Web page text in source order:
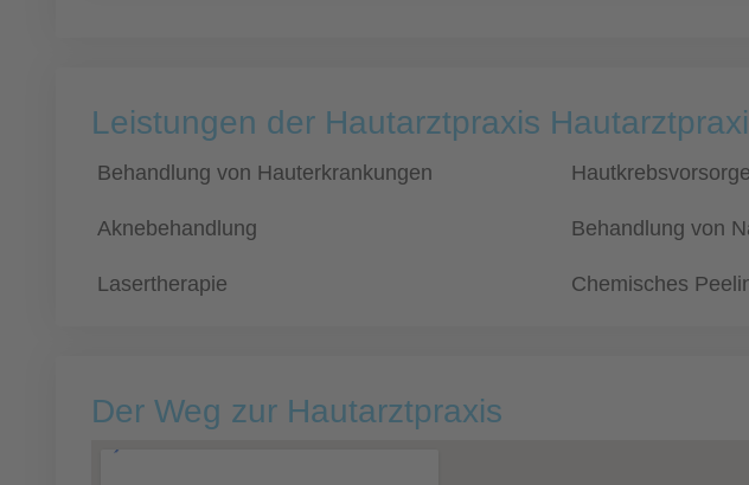
Leistungen der Hautarztpraxis
Behandlung von Hauterkrankungen
Aknebehandlung Behandlung von
Lasertherapie Chemisches
Der Weg zur Hautarztpraxis